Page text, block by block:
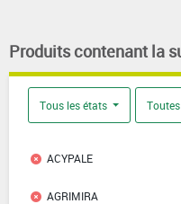
Produits contenant la
Tous les états
ACYPALE
AGRIMIRA